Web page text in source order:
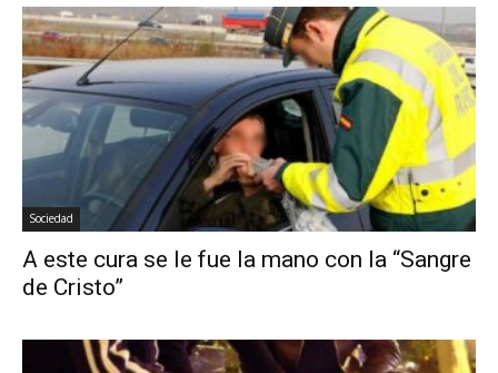
Sociedad
A este cura se le fue la mano con la “Sangre
de Cristo”